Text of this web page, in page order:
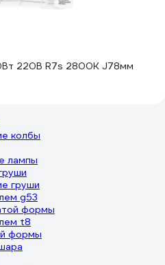
220В R7s 2800К J78мм
колбы
лампы
груши
g53
формы
t8
формы